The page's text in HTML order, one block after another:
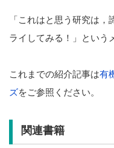
「これはと思う研究は
ライしてみる！」という
これまでの紹介記事は有
ズをご参照ください。
関連書籍